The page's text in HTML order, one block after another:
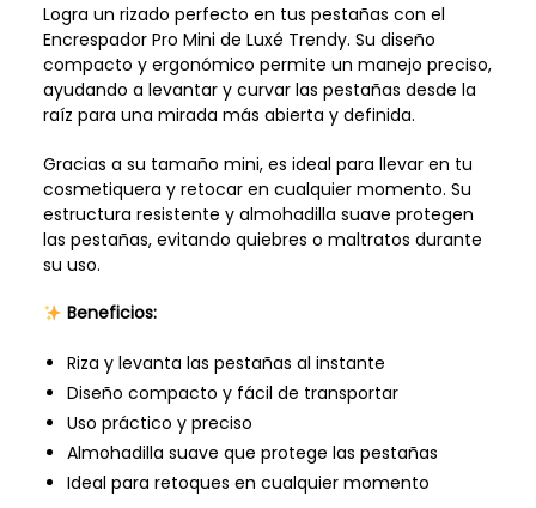
Logra un rizado perfecto en tus pestañas con el
Encrespador Pro Mini de Luxé Trendy. Su diseño
compacto y ergonómico permite un manejo preciso,
ayudando a levantar y curvar las pestañas desde la
raíz para una mirada más abierta y definida.
Gracias a su tamaño mini, es ideal para llevar en tu
cosmetiquera y retocar en cualquier momento. Su
estructura resistente y almohadilla suave protegen
las pestañas, evitando quiebres o maltratos durante
su uso.
Beneficios:
Riza y levanta las pestañas al instante
Diseño compacto y fácil de transportar
Uso práctico y preciso
Almohadilla suave que protege las pestañas
Ideal para retoques en cualquier momento